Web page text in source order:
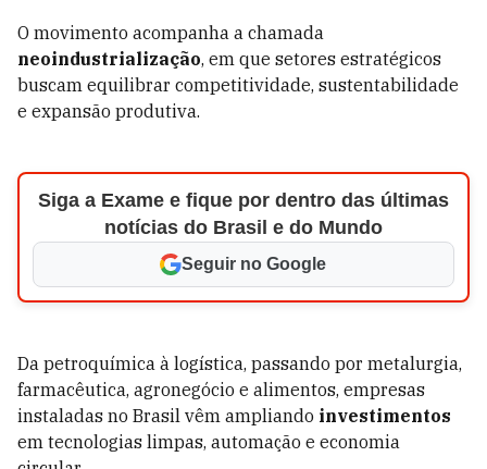
O movimento acompanha a chamada
neoindustrialização, em que setores estratégicos
buscam equilibrar competitividade, sustentabilidade
e expansão produtiva.
Siga a Exame e fique por dentro das últimas
notícias do Brasil e do Mundo
Seguir no Google
Da petroquímica à logística, passando por metalurgia,
farmacêutica, agronegócio e alimentos, empresas
instaladas no Brasil vêm ampliando investimentos
em tecnologias limpas, automação e economia